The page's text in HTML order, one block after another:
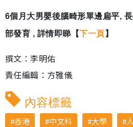
6個月大男嬰後腦畸形單邊扁平,
部發育 , 詳情即睇【下一頁 】
撰文：李明佑
責任編輯：方雅儀
內容標籤
香港 中文科 大學